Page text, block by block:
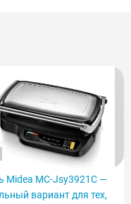
Midea MC-Jsy3921C —
вариант для тех,